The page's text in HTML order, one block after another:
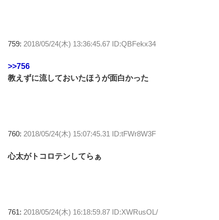
759: 2018/05/24(木) 13:36:45.67 ID:QBFekx34
>>756
教えずに流しておいたほうが面白かった
760: 2018/05/24(木) 15:07:45.31 ID:tFWr8W3F
心太がトコロテンしてらぁ
761: 2018/05/24(木) 16:18:59.87 ID:XWRusOL/